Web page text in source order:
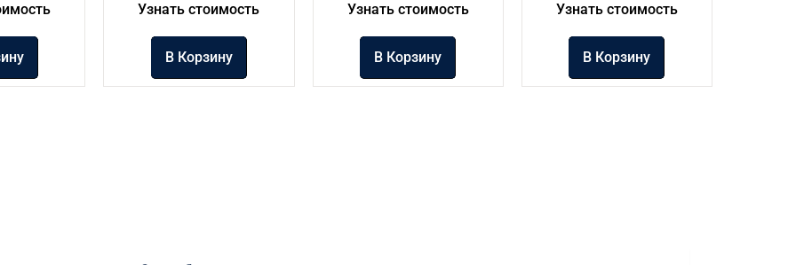
Узнать стоимость
В Корзину
Узнать стоимость
В Корзину
Узнать стоимость
В Корзину